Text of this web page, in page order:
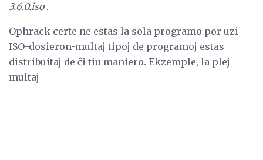
3.6.0.iso.
Ophrack certe ne estas la sola programo por uzi
ISO-dosieron-multaj tipoj de programoj estas
distribuitaj de ĉi tiu maniero. Ekzemple, la plej
multaj